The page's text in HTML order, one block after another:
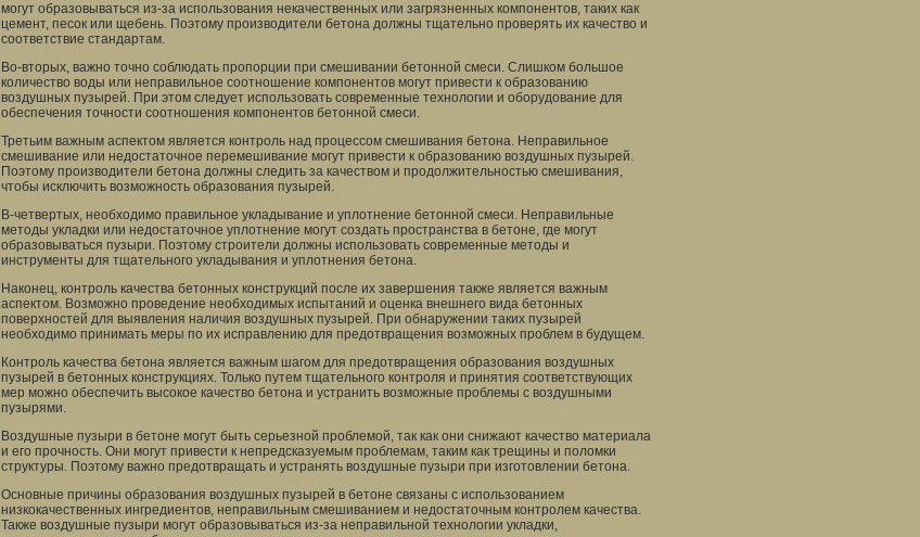
могут образовываться из-за использования некачественных или загрязненных компонентов, таких как
цемент, песок или щебень. Поэтому производители бетона должны тщательно проверять их качество и
соответствие стандартам.
Во-вторых, важно точно соблюдать пропорции при смешивании бетонной смеси. Слишком большое
количество воды или неправильное соотношение компонентов могут привести к образованию
воздушных пузырей. При этом следует использовать современные технологии и оборудование для
обеспечения точности соотношения компонентов бетонной смеси.
Третьим важным аспектом является контроль над процессом смешивания бетона. Неправильное
смешивание или недостаточное перемешивание могут привести к образованию воздушных пузырей.
Поэтому производители бетона должны следить за качеством и продолжительностью смешивания,
чтобы исключить возможность образования пузырей.
В-четвертых, необходимо правильное укладывание и уплотнение бетонной смеси. Неправильные
методы укладки или недостаточное уплотнение могут создать пространства в бетоне, где могут
образовываться пузыри. Поэтому строители должны использовать современные методы и
инструменты для тщательного укладывания и уплотнения бетона.
Наконец, контроль качества бетонных конструкций после их завершения также является важным
аспектом. Возможно проведение необходимых испытаний и оценка внешнего вида бетонных
поверхностей для выявления наличия воздушных пузырей. При обнаружении таких пузырей
необходимо принимать меры по их исправлению для предотвращения возможных проблем в будущем.
Контроль качества бетона является важным шагом для предотвращения образования воздушных
пузырей в бетонных конструкциях. Только путем тщательного контроля и принятия соответствующих
мер можно обеспечить высокое качество бетона и устранить возможные проблемы с воздушными
пузырями.
Воздушные пузыри в бетоне могут быть серьезной проблемой, так как они снижают качество материала
и его прочность. Они могут привести к непредсказуемым проблемам, таким как трещины и поломки
структуры. Поэтому важно предотвращать и устранять воздушные пузыри при изготовлении бетона.
Основные причины образования воздушных пузырей в бетоне связаны с использованием
низкокачественных ингредиентов, неправильным смешиванием и недостаточным контролем качества.
Также воздушные пузыри могут образовываться из-за неправильной технологии укладки,